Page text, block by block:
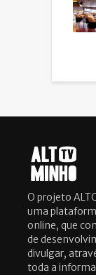
O projeto
uma
online, que
de
divulgar,
toda a